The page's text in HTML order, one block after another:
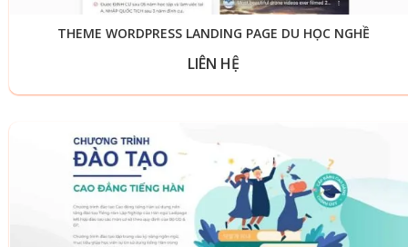
THEME WORDPRESS LANDING PAGE DU HỌC NGHỀ
LIÊN HỆ